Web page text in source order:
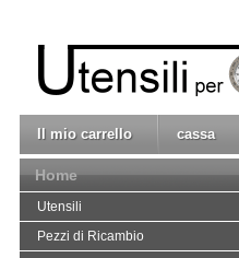
Il mio carrello cassa
Home
Utensili
Pezzi di Ricambio